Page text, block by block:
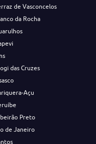
de Vasconcelos
da Rocha
das Cruzes
Açu
Preto
de Janeiro